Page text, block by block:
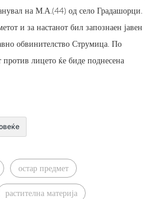
на М.А.(44) од село Градашорци.
и за настанот бил запознаен јавен
обвинителство Струмица. По
против лицето ќе биде поднесена
остар предмет
растителна материја